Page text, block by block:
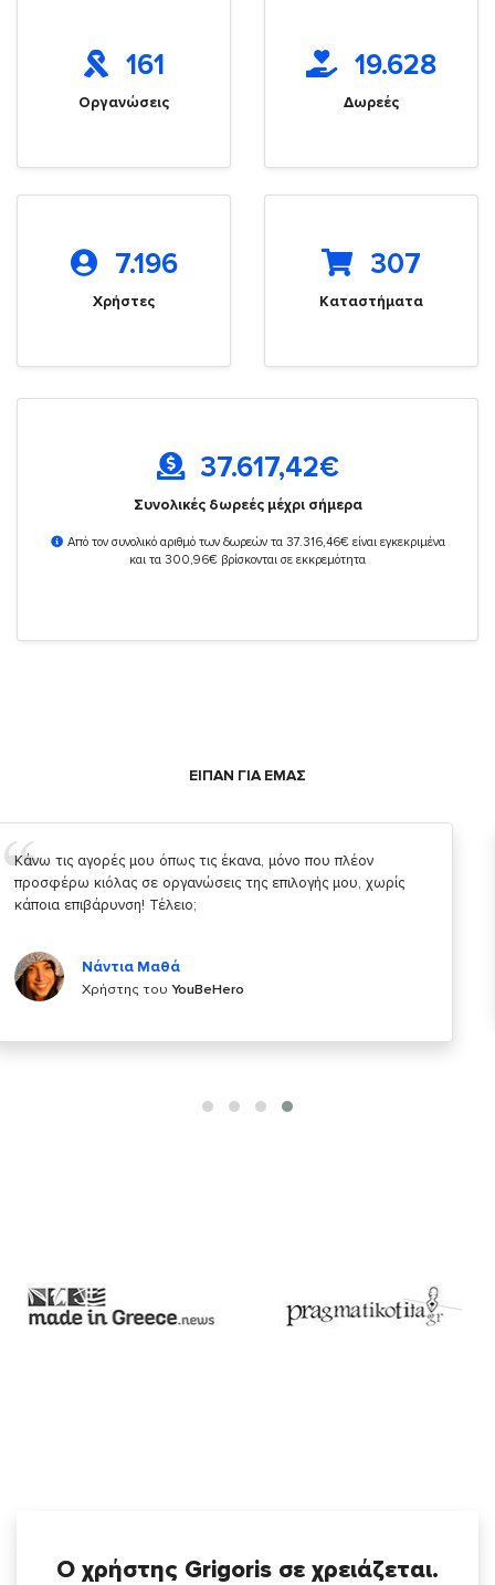
161
Οργανώσεις
19.628
Δωρεές
7.196
Χρήστες
307
Καταστήματα
37.617,42€
Συνολικές δωρεές μέχρι σήμερα
Από τον συνολικό αριθμό των δωρεών τα 37.316,46€ είναι εγκεκριμένα
και τα 300,96€ βρίσκονται σε εκκρεμότητα
ΕΙΠΑΝ ΓΙΑ ΕΜΑΣ
Σας ευχαριστώ που μας δίνετε την δυνατότητα να κάνουμε
κάτι!
Χρήστης του
Ο χρήστης Grigoris σε χρειάζεται.